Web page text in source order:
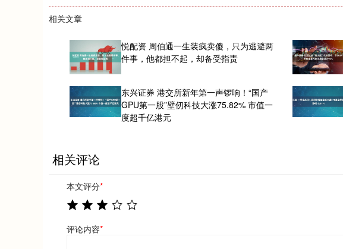
相关文章
悦配资 周伯通一生装疯卖傻，只为逃避两
件事，他都担不起，却备受指责
东兴证券 港交所新年第一声锣响！“国产
GPU第一股”壁仞科技大涨75.82% 市值一
度超千亿港元
相关评论
本文评分*
评论内容*